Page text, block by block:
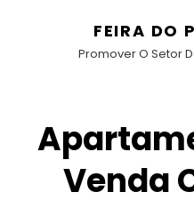
FEIRA DO
Promover O Setor
Venda